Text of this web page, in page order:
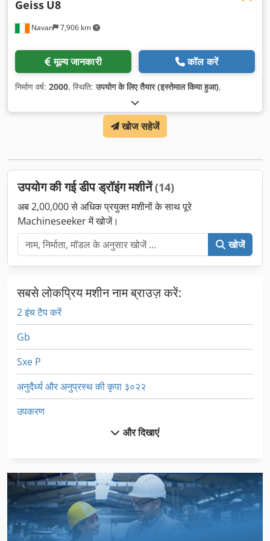
Navan 7,906 km
Geiss U8
मूल्य जानकारी कॉल करें
निर्माण वर्ष: 2000, स्थिति:उपयोग के लिए तैयार (इस्तेमाल किया हुआ),
खोज सहेजें
उपयोग की गई डीप ड्रॉइंग मशीनें(14)
अब 2,00,000 से अधिक प्रयुक्त मशीनों के साथ पूरे
Machineseeker में खोजें।
खोजें
सबसे लोकप्रिय मशीन नाम ब्राउज़ करें:
2 इंच टैप करें
Gb
Sxe P
अनुदैर्ध्य और अनुप्रस्थ की कृपा ३०२२
उपकरण
उपकरण कैसेट
उपकरण परिवर्तक के साथ सीएनसी मिलिंग मशीन
उपकरण मापने मशीन
और दिखाएं